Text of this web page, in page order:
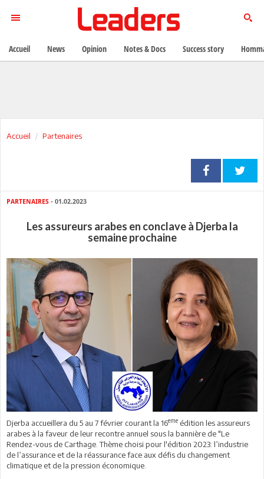
Accueil Partenaires
PARTENAIRES - 01.02.2023
Les assureurs arabes en conclave à Djerba la
semaine prochaine
Djerba accueillera du 5 au 7 février courant la 16eme édition les assureurs
arabes à la faveur de leur recontre annuel sous la bannière de "Le
Rendez-vous de Carthage. Thème choisi pour l'édition 2023: l’industrie
de l’assurance et de la réassurance face aux défis du changement
climatique et de la pression économique.
Accueil News Opinion Notes & Docs Success story